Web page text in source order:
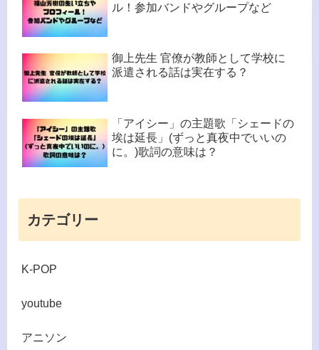
ル！参加バンドやグループなど
御上先生 官僚が教師として学校に
派遣される話は実在する？
「アイシー」の主題歌「シェードの
埃は延長」(ずっと真夜中でいいの
に。)歌詞の意味は？
カテゴリー
K-POP
youtube
アニソン